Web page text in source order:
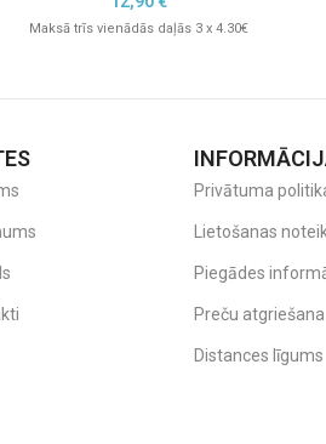
Maksā trīs vienādās daļās 3 x 4.30€
Privātuma
Lietošanas
Piegādes
Preču atgriešana
Distances līgums